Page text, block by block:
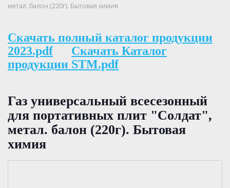
метал. балон (220г). Бытовая химия
Скачать полный каталог продукции
2023.pdf
Скачать Каталог
продукции STM.pdf
Газ универсальный всесезонный
для портативных плит "Солдат",
метал. балон (220г). Бытовая
химия